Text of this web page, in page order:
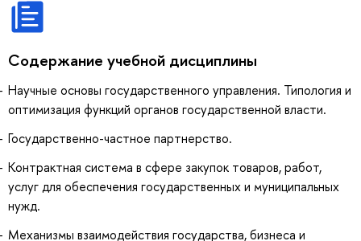
Содержание учебной дисциплины
Научные основы государственного управления. Типология и
оптимизация функций органов государственной власти.
Государственно-частное партнерство.
Контрактная система в сфере закупок товаров, работ,
услуг для обеспечения государственных и муниципальных
нужд.
Механизмы взаимодействия государства, бизнеса и